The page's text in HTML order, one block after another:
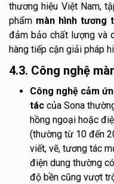
thương hiệu Việt Nam,
phẩm màn hình tương
đảm bảo chất lượng và
hàng tiếp cận giải pháp
4.3. Công nghệ
Công nghệ cảm
tác của Sona
hồng ngoại hoặc
(thường từ 10 đến
viết, vẽ, tương tác
điện dung thường
độ bền cũng vượt